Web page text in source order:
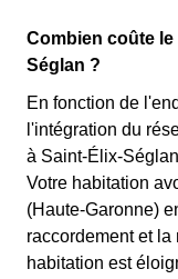
Combien coûte
Séglan ?
En fonction de
l'intégration du
à Saint-Élix-
Votre habitation
(Haute-Garonne)
raccordement et la
habitation est